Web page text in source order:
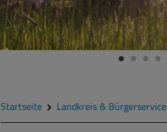
Startseite Landkreis & Bürgerservice